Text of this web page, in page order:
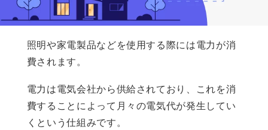
照明や家電製品などを使用する際には電力が消
費されます。
電力は電気会社から供給されており、これを消
費することによって月々の電気代が発生してい
くという仕組みです。